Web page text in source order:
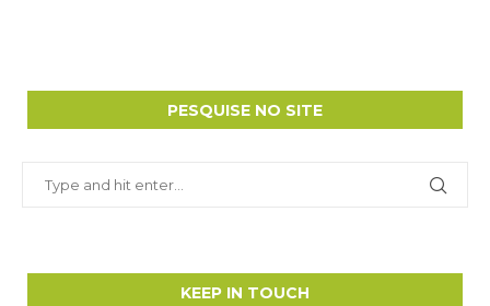
PESQUISE NO SITE
KEEP IN TOUCH